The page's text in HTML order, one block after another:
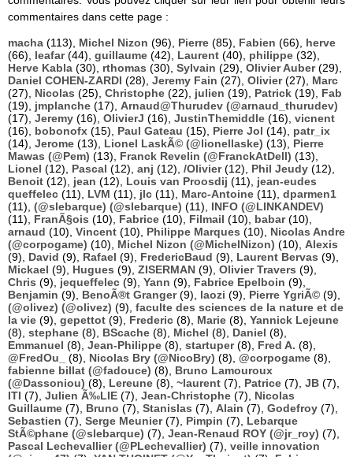
commentaires dans cette page :
macha (113), Michel Nizon (96), Pierre (85), Fabien (66), herve
(66), leafar(44), guillaume (42), Laurent (40), philippe (32),
Herve Kabla (30), rthomas (30), Sylvain (29), Olivier Auber(29),
Daniel COHEN-ZARDI (28), Jeremy Fain (27), Olivier(27), Marc
(27), Nicolas (25), Christophe (22), julien (19), Patrick (19), Fab
(19), jmplanche (17), Arnaud@Thurudev (@arnaud_thurudev)
(17), Jeremy (16), OlivierJ (16), JustinThemiddle (16), vicnent
(16), bobonofx (15), Paul Gateau (15), Pierre Jol (14), patr_ix
(14), Jerome (13), Lionel LaskÃ© (@lionellaske) (13), Pierre
Mawas (@Pem) (13), Franck Revelin (@FranckAtDell) (13),
Lionel (12), Pascal (12), anj (12), /Olivier(12), Phil Jeudy (12),
Benoit (12), jean (12), Louis van Proosdij (11), jean-eudes
queffelec (11), LVM (11), jlc (11), Marc-Antoine (11), dparmen1
(11), (@slebarque) (@slebarque) (11), INFO (@LINKANDEV)
(11), FranÃ§ois (10), Fabrice (10), Filmail (10), babar(10),
arnaud (10), Vincent (10), Philippe Marques (10), Nicolas Andre
(@corpogame) (10), Michel Nizon (@MichelNizon) (10), Alexis
(9), David (9), Rafael (9), FredericBaud (9), Laurent Bervas (9),
Mickael (9), Hugues (9), ZISERMAN (9), Olivier Travers (9),
Chris (9), jequeffelec (9), Yann (9), Fabrice Epelboin (9),
Benjamin (9), BenoÃ®t Granger(9), laozi (9), Pierre YgriÃ© (9),
(@olivez) (@olivez) (9), faculte des sciences de la nature et de
la vie (9), gepettot (9), Frederic (8), Marie (8), Yannick Lejeune
(8), stephane (8), BScache (8), Michel (8), Daniel (8),
Emmanuel (8), Jean-Philippe (8), startuper(8), Fred A. (8),
@FredOu_
(8), Nicolas Bry (@NicoBry) (8), @corpogame (8),
fabienne billat (@fadouce) (8), Bruno Lamouroux
(@Dassoniou) (8), Lereune (8), ~laurent (7), Patrice (7), JB (7),
ITI (7), Julien Ã‰LIE (7), Jean-Christophe (7), Nicolas
Guillaume (7), Bruno (7), Stanislas (7), Alain (7), Godefroy (7),
Sebastien (7), Serge Meunier(7), Pimpin (7), Lebarque
StÃ©phane (@slebarque) (7), Jean-Renaud ROY (@jr_roy) (7),
Pascal Lechevallier (@PLechevallier) (7), veille innovation